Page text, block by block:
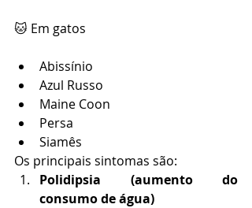
🐱 Em gatos
Abissínio
Azul Russo
Maine Coon
Persa
Siamês
Os principais sintomas são:
Polidipsia (aumento do
consumo de água)